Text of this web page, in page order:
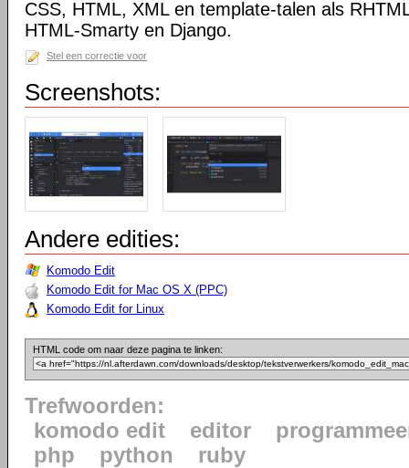
CSS, HTML, XML en template-talen als
HTML-Smarty en Django.
Stel een correctie voor
Screenshots:
Andere edities:
Komodo Edit
Komodo Edit for Mac OS X (PPC)
Komodo Edit for Linux
HTML code om naar deze pagina te linken:
Trefwoorden:
komodo edit
editor
php
python ruby